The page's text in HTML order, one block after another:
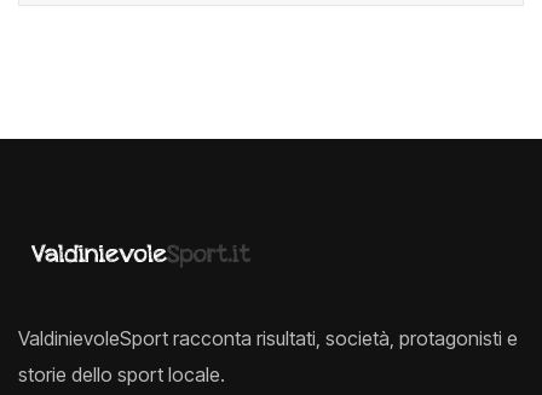
ValdinievoleSport racconta risultati, società, protagonisti e
storie dello sport locale.